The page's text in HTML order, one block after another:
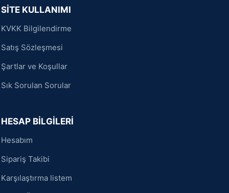
SİTE KULLANIMI
KVKK Bilgilendirme
Satış Sözleşmesi
Şartlar ve Koşullar
Sık Sorulan Sorular
HESAP BİLGİLERİ
Hesabım
Sipariş Takibi
Karşılaştırma listem